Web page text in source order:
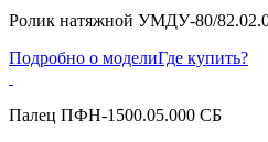
Ролик натяжной УМДУ-80/
Подробно о моделиГде купить?
Палец ПФН-1500.05.000 СБ